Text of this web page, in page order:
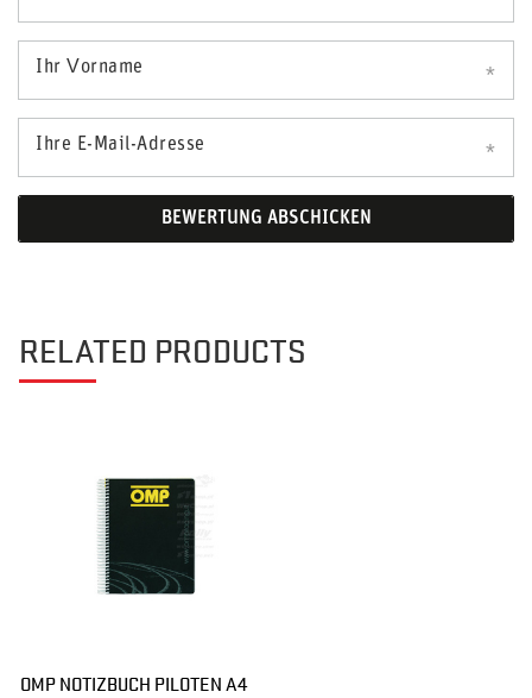
Ihr Vorname
Ihre E-Mail-Adresse
BEWERTUNG ABSCHICKEN
RELATED PRODUCTS
OMP NOTIZBUCH PILOTEN A4